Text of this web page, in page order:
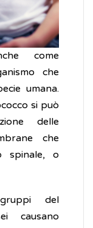
come
che
umana.
si può
delle
che
spinale, o
del
causano